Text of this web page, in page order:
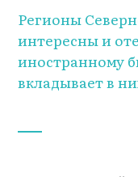
Регионы
интересны и
иностранному
вкладывает в